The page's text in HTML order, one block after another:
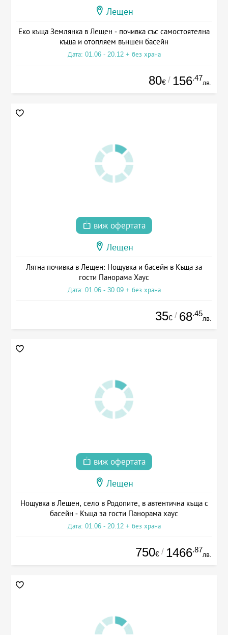
Лещен
Еко къща Зeмлянка в Лещен - почивка със самостоятелна
къща и отопляем външен басейн
Дата: 01.06 - 20.12 + без храна
80€ / 156.47
лв.
виж офертата
Лещен
Лятна почивка в Лещен: Нощувка и басейн в Къща за
гости Панорама Хаус
Дата: 01.06 - 30.09 + без храна
35€ / 68.45
лв.
виж офертата
Лещен
Нощувка в Лещен, село в Родопите, в автентична къща с
басейн - Къща за гости Панорама хаус
Дата: 01.06 - 20.12 + без храна
750€ / 1466.87
лв.